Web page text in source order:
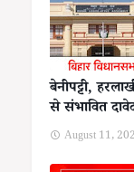
बेनीपट्टी,
से संभावित
August 11,